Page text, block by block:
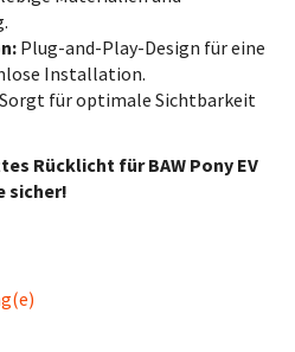
Plug-and-Play-Design für eine
Installation.
Sorgt für optimale Sichtbarkeit
Rücklicht für BAW Pony EV
sicher!